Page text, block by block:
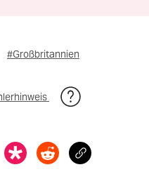
#Großbritannien